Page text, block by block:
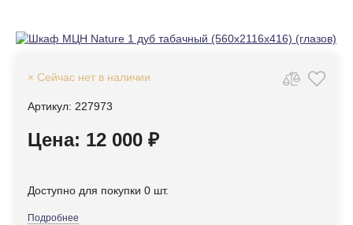
× Сейчас нет в наличии
Артикул: 227973
Цена: 12 000 ₽
Доступно для покупки 0 шт.
Подробнее